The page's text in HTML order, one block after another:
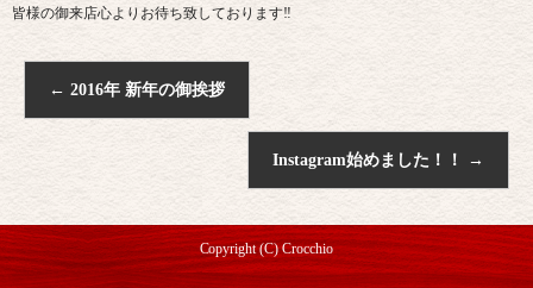
皆様の御来店心よりお待ち致しております‼︎
← 2016年 新年の御挨拶
Instagram始めました！！ →
Copyright (C) Crocchio